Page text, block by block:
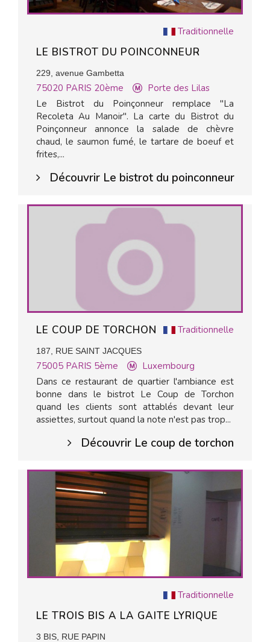
Traditionnelle
LE BISTROT DU POINCONNEUR
229, avenue Gambetta
75020 PARIS 20ème
Porte des Lilas
Le Bistrot du Poinçonneur remplace "La
Recoleta Au Manoir". La carte du Bistrot du
Poinçonneur annonce la salade de chèvre
chaud, le saumon fumé, le tartare de boeuf et
frites,...
Découvrir Le bistrot du poinconneur
Traditionnelle
LE COUP DE TORCHON
187, RUE SAINT JACQUES
75005 PARIS 5ème
Luxembourg
Dans ce restaurant de quartier l'ambiance est
bonne dans le bistrot Le Coup de Torchon
quand les clients sont attablés devant leur
assiettes, surtout quand la note n'est pas trop...
Découvrir Le coup de torchon
Traditionnelle
LE TROIS BIS A LA GAITE LYRIQUE
3 BIS, RUE PAPIN